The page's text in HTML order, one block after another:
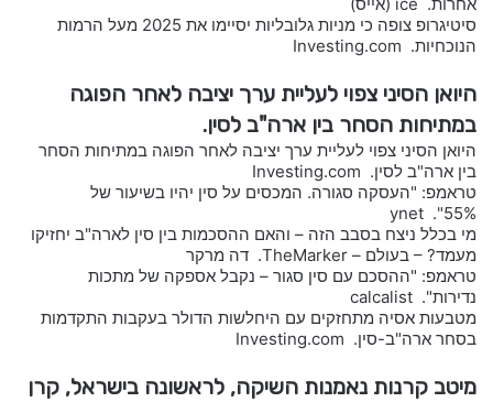
סיטיגרופ צופה כי מניות גלובליות יסיימו את 2025 מעל הרמות
הנוכחיות. Investing.com
היואן הסיני צפוי לעליית ערך יציבה לאחר הפוגה
במתיחות הסחר בין ארה"ב לסין.
היואן הסיני צפוי לעליית ערך יציבה לאחר הפוגה במתיחות הסחר
בין ארה"ב לסין. Investing.com
טראמפ: "העסקה סגורה. המכסים על סין יהיו בשיעור של
55%". ynet
מי בכלל ניצח בסבב הזה – והאם ההסכמות בין סין לארה"ב יחזיקו
מעמד? – בעולם – TheMarker. דה מרקר
טראמפ: "ההסכם עם סין סגור – נקבל אספקה של מתכות
נדירות". calcalist
מטבעות אסיה מתחזקים עם היחלשות הדולר בעקבות התקדמות
בסחר ארה"ב-סין. Investing.com
מיטב קרנות נאמנות השיקה, לראשונה בישראל, קרן